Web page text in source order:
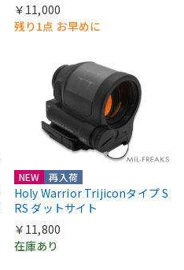
￥11,000
残り1点 お早めに
NEW 再入荷
Holy Warrior Trijiconタイプ S
RS ダットサイト
￥11,800
在庫あり